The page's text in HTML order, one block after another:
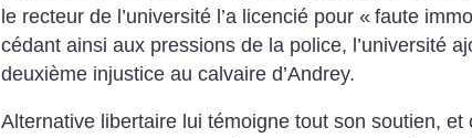
le recteur de l’université l’a licencié pour « faute
cédant ainsi aux pressions de la police, l’université
deuxième injustice au calvaire d’Andrey.
Alternative libertaire lui témoigne tout son soutien, et